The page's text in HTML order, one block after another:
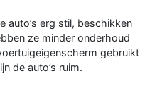
auto’s erg stil, beschikken
ze minder onderhoud
gebruikt
de auto’s ruim.